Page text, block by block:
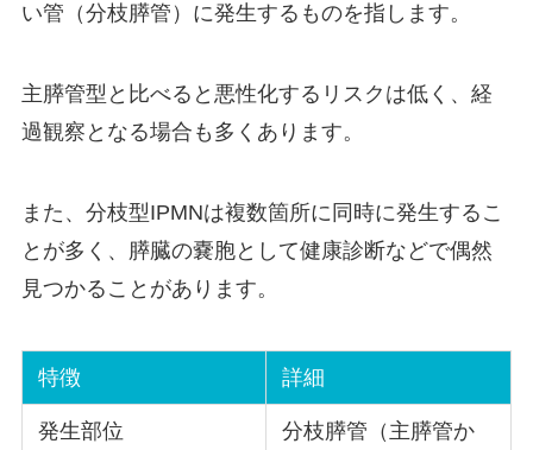
い管（分枝膵管）に発生するものを指します。
主膵管型と比べると悪性化するリスクは低く、経
過観察となる場合も多くあります。
また、分枝型IPMNは複数箇所に同時に発生するこ
とが多く、膵臓の嚢胞として健康診断などで偶然
見つかることがあります。
特徴 詳細
発生部位
分枝膵管（主膵管か